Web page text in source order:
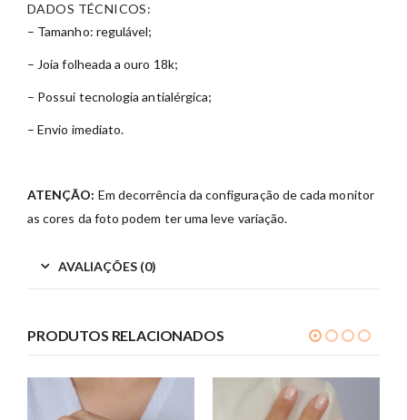
DADOS TÉCNICOS:
– Tamanho: regulável;
– Joia folheada a ouro 18k;
– Possui tecnologia antialérgica;
– Envio imediato.
ATENÇÃO: Em decorrência da configuração de cada monitor
as cores da foto podem ter uma leve variação.
AVALIAÇÕES (0)
PRODUTOS RELACIONADOS